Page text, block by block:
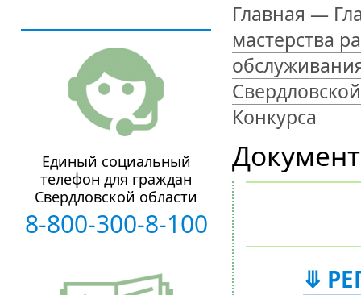
Главная —
мастерства
Конкурса
⤋
Единый социальный
телефон для граждан
Свердловской области
8-800-300-8-100